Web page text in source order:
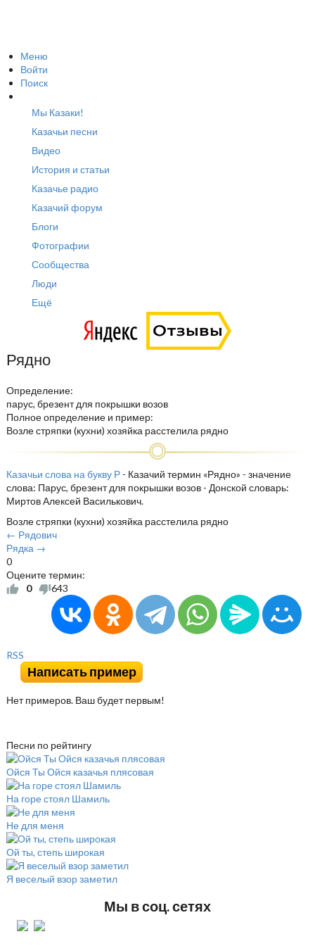
Меню
Войти
Поиск
Мы Казаки!
Казачьи песни
Видео
История и статьи
Казачье радио
Казачий форум
Блоги
Фотографии
Сообщества
Люди
Ещё
Рядно
Определение:
парус, брезент для покрышки возов
Полное определение и пример:
Возле стряпки (кухни) хозяйка расстелила рядно
Казачьи слова на букву Р- Казачий термин «Рядно» - значение
слова: Парус, брезент для покрышки возов - Донской словарь:
Миртов Алексей Василькович.
Возле стряпки (кухни) хозяйка расстелила рядно
← Рядович
Рядка →
0
Оцените термин:
0
643
RSS
Написать пример
Нет примеров. Ваш будет первым!
Песни по рейтингу
Ойся Ты Ойся казачья плясовая
На горе стоял Шамиль
Не для меня
Ой ты, степь широкая
Я веселый взор заметил
Мы в соц. сетях